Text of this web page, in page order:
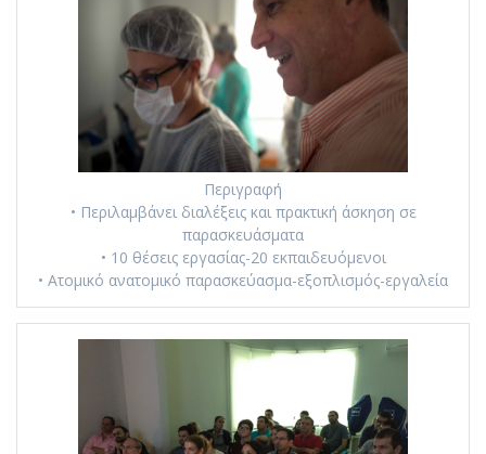
Περιγραφή
• Περιλαμβάνει διαλέξεις και πρακτική άσκηση σε
παρασκευάσματα
• 10 θέσεις εργασίας-20 εκπαιδευόμενοι
• Ατομικό ανατομικό παρασκεύασμα-εξοπλισμός-εργαλεία